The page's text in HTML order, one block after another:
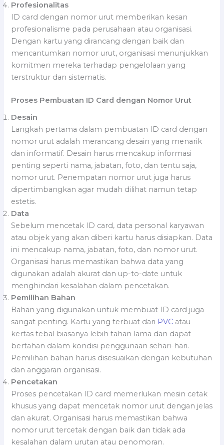
Profesionalitas
ID card dengan nomor urut memberikan kesan
profesionalisme pada perusahaan atau organisasi.
Dengan kartu yang dirancang dengan baik dan
mencantumkan nomor urut, organisasi menunjukkan
komitmen mereka terhadap pengelolaan yang
terstruktur dan sistematis.
Proses Pembuatan ID Card dengan Nomor Urut
Desain
Langkah pertama dalam pembuatan ID card dengan
nomor urut adalah merancang desain yang menarik
dan informatif. Desain harus mencakup informasi
penting seperti nama, jabatan, foto, dan tentu saja,
nomor urut. Penempatan nomor urut juga harus
dipertimbangkan agar mudah dilihat namun tetap
estetis.
Data
Sebelum mencetak ID card, data personal karyawan
atau objek yang akan diberi kartu harus disiapkan. Data
ini mencakup nama, jabatan, foto, dan nomor urut.
Organisasi harus memastikan bahwa data yang
digunakan adalah akurat dan up-to-date untuk
menghindari kesalahan dalam pencetakan.
Pemilihan Bahan
Bahan yang digunakan untuk membuat ID card juga
sangat penting. Kartu yang terbuat dari PVC atau
kertas tebal biasanya lebih tahan lama dan dapat
bertahan dalam kondisi penggunaan sehari-hari.
Pemilihan bahan harus disesuaikan dengan kebutuhan
dan anggaran organisasi.
Pencetakan
Proses pencetakan ID card memerlukan mesin cetak
khusus yang dapat mencetak nomor urut dengan jelas
dan akurat. Organisasi harus memastikan bahwa
nomor urut tercetak dengan baik dan tidak ada
kesalahan dalam urutan atau penomoran.